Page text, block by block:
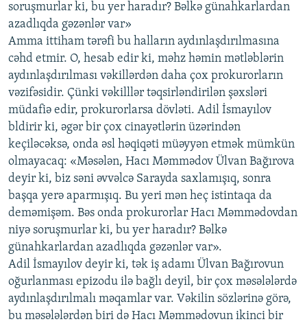
soruşmurlar ki, bu yer haradır? Bəlkə günahkarlardan
azadlıqda gəzənlər var»
Amma ittiham tərəfi bu halların aydınlaşdırılmasına
cəhd etmir. O, hesab edir ki, məhz həmin mətləblərin
aydınlaşdırılması vəkillərdən daha çox prokurorların
vəzifəsidir. Çünki vəkilllər təqsirləndirilən şəxsləri
müdafiə edir, prokurorlarsa dövləti. Adil İsmayılov
bldirir ki, əgər bir çox cinayətlərin üzərindən
keçiləcəksə, onda əsl həqiqəti müəyyən etmək mümkün
olmayacaq: «Məsələn, Hacı Məmmədov Ülvan Bağırova
deyir ki, biz səni əvvəlcə Sarayda saxlamışıq, sonra
başqa yerə aparmışıq. Bu yeri mən heç istintaqa da
deməmişəm. Bəs onda prokurorlar Hacı Məmmədovdan
niyə soruşmurlar ki, bu yer haradır? Bəlkə
günahkarlardan azadlıqda gəzənlər var».
Adil İsmayılov deyir ki, tək iş adamı Ülvan Bağırovun
oğurlanması epizodu ilə bağlı deyil, bir çox məsələlərdə
aydınlaşdırılmalı məqamlar var. Vəkilin sözlərinə görə,
bu məsələlərdən biri də Hacı Məmmədovun ikinci bir